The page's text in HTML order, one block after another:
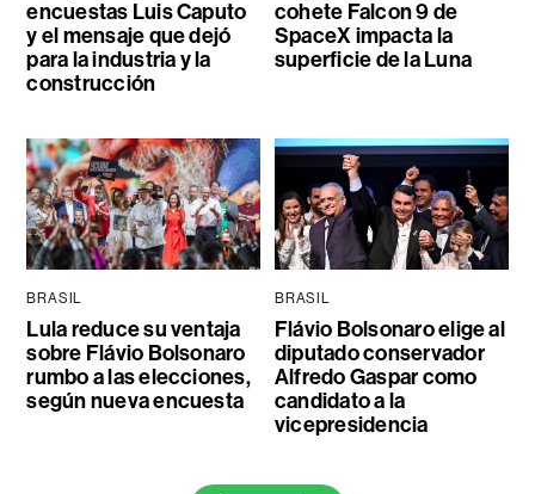
encuestas Luis Caputo
y el mensaje que dejó
para la industria y la
construcción
cohete Falcon 9 de
SpaceX impacta la
superficie de la Luna
BRASIL
Lula reduce su ventaja
sobre Flávio Bolsonaro
rumbo a las elecciones,
según nueva encuesta
BRASIL
Flávio Bolsonaro elige al
diputado conservador
Alfredo Gaspar como
candidato a la
vicepresidencia